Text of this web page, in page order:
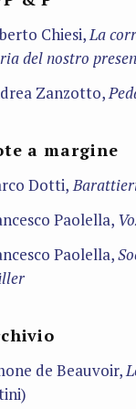
Chiesi,La
del nostro
Zanzotto,
a margine
Dotti,
Paolella,
Paolella,
de Beauvoir,